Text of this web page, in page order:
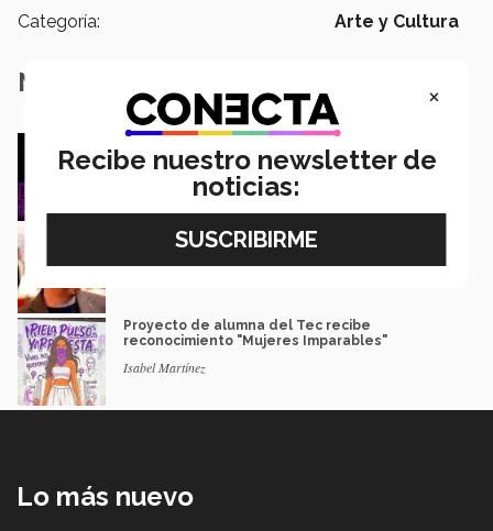
Categoría: Arte y Cultura
Notas Relacionadas
De PrepaTec Qro al mundo: el escenario
donde nació un gran sueño
El escritor que dice que la derrota también
merece ser contada
Proyecto de alumna del Tec recibe
reconocimiento "Mujeres Imparables"
Isabel Martínez
Lo más nuevo
×
Recibe nuestro newsletter de
noticias: